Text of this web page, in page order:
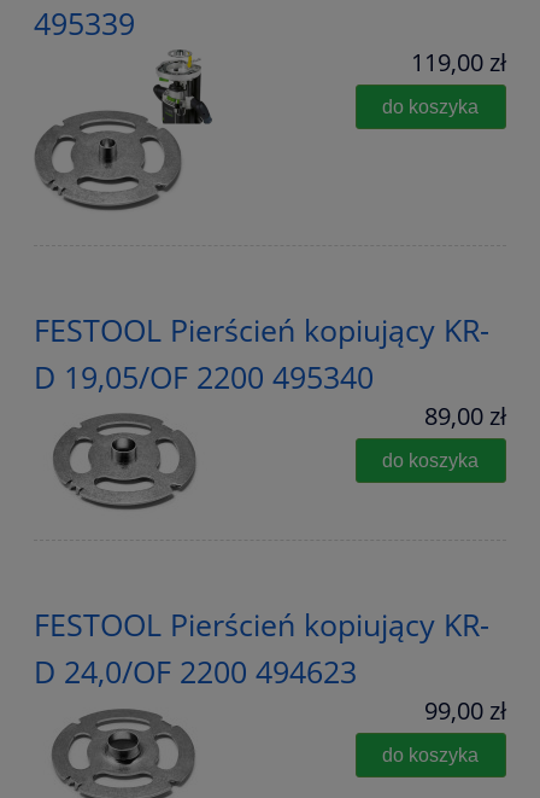
495339
119,00 zł
do koszyka
FESTOOL Pierścień kopiujący KR-
D 19,05/OF 2200 495340
89,00 zł
do koszyka
FESTOOL Pierścień kopiujący KR-
D 24,0/OF 2200 494623
99,00 zł
do koszyka